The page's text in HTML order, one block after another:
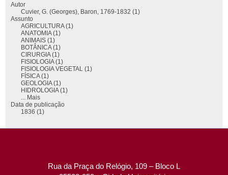
Autor
Cuvier, G. (Georges), Baron, 1769-1832 (1)
Assunto
AGRICULTURA (1)
ANATOMIA (1)
ANIMAIS (1)
BOTÂNICA (1)
CIRURGIA (1)
FISIOLOGIA (1)
FISIOLOGIA VEGETAL (1)
FÍSICA (1)
GEOLOGIA (1)
HIDROLOGIA (1)
... Mais
Data de publicação
1836 (1)
Rua da Praça do Relógio, 109 – Bloco L